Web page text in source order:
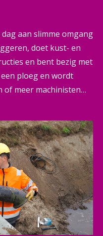
aan slimme omgang
doet kust- en
en bent bezig met
ploeg en wordt
of meer machinisten
Die afwisseling,